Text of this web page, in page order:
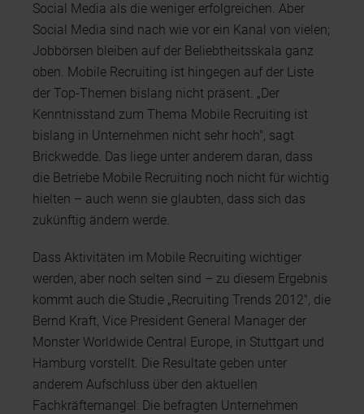
Social Media als die weniger erfolgreichen. Aber
Social Media sind nach wie vor ein Kanal von vielen;
Jobbörsen bleiben auf der Beliebtheitsskala ganz
oben. Mobile Recruiting ist hingegen auf der Liste
der Top-Themen bislang nicht präsent. „Der
Kenntnisstand zum Thema Mobile Recruiting ist
bislang in Unternehmen nicht sehr hoch", sagt
Brickwedde. Das liege unter anderem daran, dass
die Betriebe Mobile Recruiting noch nicht für wichtig
hielten – auch wenn sie glaubten, dass sich das
zukünftig ändern werde.
Dass Aktivitäten im Mobile Recruiting wichtiger
werden, aber noch selten sind – zu diesem Ergebnis
kommt auch die Studie „Recruiting Trends 2012", die
Bernd Kraft, Vice President General Manager der
Monster Worldwide Central Europe, in Stuttgart und
Hamburg vorstellt. Die Resultate geben unter
anderem Aufschluss über den aktuellen
Fachkräftemangel: Die befragten Unternehmen